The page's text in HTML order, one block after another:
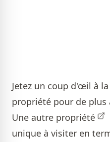
Jetez un coup d'œil à la
propriété pour de plus
Une autre propriété
unique à visiter en